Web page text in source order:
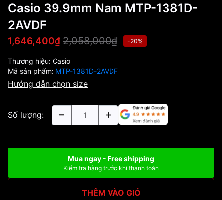
Casio 39.9mm Nam MTP-1381D-
2AVDF
1,646,400₫ 2,058,000₫ -20%
Thương hiệu: Casio
Mã sản phẩm: MTP-1381D-2AVDF
Hướng dẫn chọn size
Số lượng:
Mua ngay - Free shipping
Kiểm tra hàng trước khi thanh toán
THÊM VÀO GIỎ